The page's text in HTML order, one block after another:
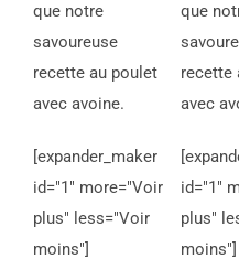
que notre
savoureuse
recette au poulet
avec avoine.
[expander_maker
id="1" more="Voir
plus" less="Voir
moins"]
que
recette
avec
id="1"
plus"
moins"]